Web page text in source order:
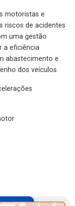
motoristas e
riscos de acidentes
uma gestão
a eficiência
abastecimento e
dos veículos.